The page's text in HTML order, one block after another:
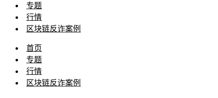
专题
行情
区块链反诈案例
首页
专题
行情
区块链反诈案例